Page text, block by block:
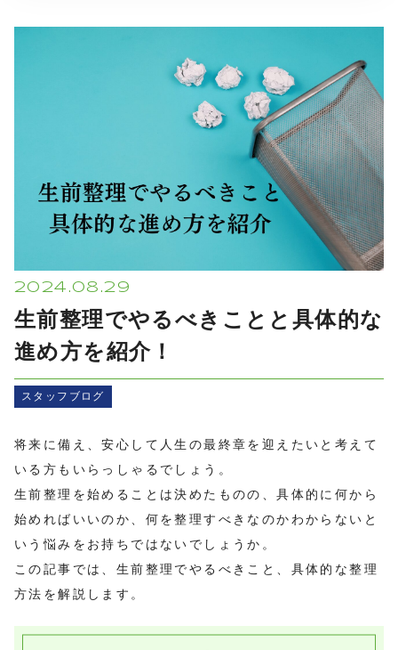
プライバシーポリシー
2024.08.29
生前整理でやるべきことと具体的な
進め方を紹介！
スタッフブログ
将来に備え、安心して人生の最終章を迎えたいと考えて
いる方もいらっしゃるでしょう。
生前整理を始めることは決めたものの、具体的に何から
始めればいいのか、何を整理すべきなのかわからないと
いう悩みをお持ちではないでしょうか。
この記事では、生前整理でやるべきこと、具体的な整理
方法を解説します。